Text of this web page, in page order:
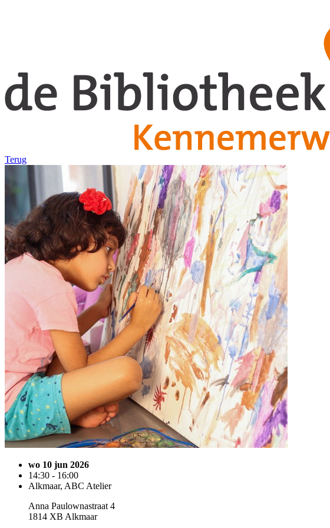
Terug
wo 10 jun 2026
14:30 - 16:00
Alkmaar, ABC Atelier
Anna Paulownastraat 4
1814 XB Alkmaar